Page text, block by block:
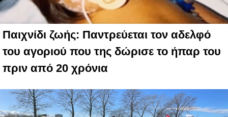
Παιχνίδι ζωής: Παντρεύεται τον αδελφό
του αγοριού που της δώρισε το ήπαρ του
πριν από 20 χρόνια